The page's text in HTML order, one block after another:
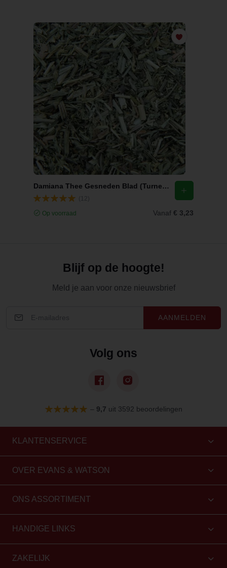
Damiana Thee Gesneden Blad (Turnera diffusa)
Op voorraad Vanaf € 3,23
Blijf op de hoogte!
Meld je aan voor onze nieuwsbrief
AANMELDEN
Volg ons
– 9,7 uit 3592 beoordelingen
KLANTENSERVICE
OVER EVANS & WATSON
ONS ASSORTIMENT
HANDIGE LINKS
ZAKELIJK